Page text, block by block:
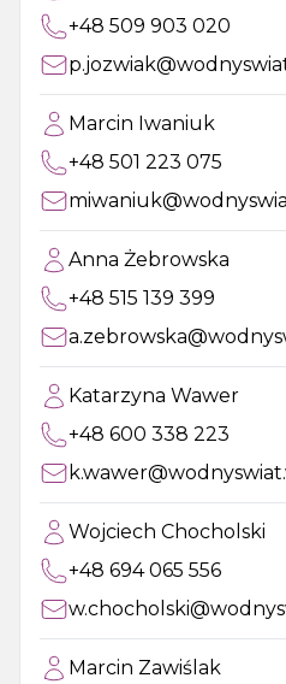
+48 509 903 020
Marcin Iwaniuk
+48 501 223 075
Anna Żebrowska
+48 515 139 399
Katarzyna Wawer
+48 600 338 223
Wojciech Chocholski
+48 694 065 556
Marcin Zawiślak